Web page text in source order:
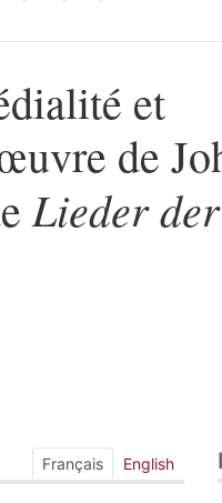
et
de
Lieder der
Français English